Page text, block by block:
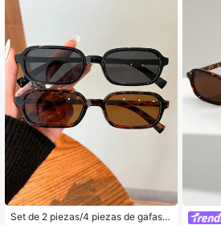
2.7K Seguidores
Set de 2 piezas/4 piezas de gafas r